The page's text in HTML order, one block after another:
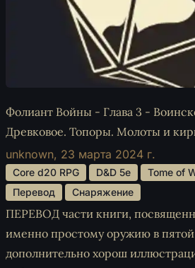
Фолиант Войны - Глава 3 -
Древковое. Топоры. Молоты и
unknown, 23 марта 2024 г.
Core d20 RPG D&D 5e Tome of
Перевод
Снаряжение
ПЕРЕВОД части книги,
именно простому оружию в
дополнительно хорош